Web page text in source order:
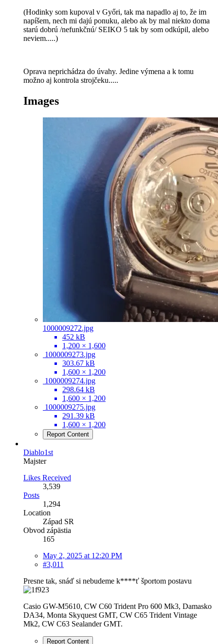
(Hodinky som kupoval v Győri, tak ma napadlo aj to, že im
napíšem, nech mi dajú ponuku, alebo ak by mal niekto doma
starú dobrú /nefunkčnú/ SEIKO 5 tak by som odkúpil, alebo
neviem.....)
Oprava neprichádza do úvahy. Jedine výmena a k tomu
možno aj kontrola strojčeku.....
Images
1000009272.jpg
452 kB
1,200 × 1,600
1000009273.jpg
303.67 kB
1,600 × 1,200
1000009274.jpg
298.64 kB
1,600 × 1,200
1000009275.jpg
291.39 kB
1,600 × 1,200
Report Content
Diablo1st
Majster
Likes Received
3,539
Posts
1,294
Location
Západ SR
Obvod zápästia
165
May 2, 2025 at 12:20 PM
#3,011
Presne tak, snáď si nebudeme k****ť športom postavu
Casio GW-M5610, CW C60 Trident Pro 600 Mk3, Damasko
DA34, Monta Skyquest GMT, CW C65 Trident Vintage
Mk2, CW C63 Sealander GMT.
Report Content